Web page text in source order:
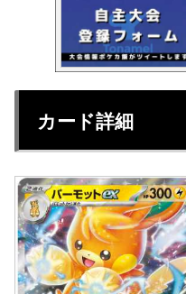
カード詳細